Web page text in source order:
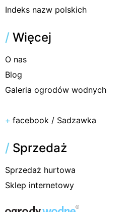
Indeks nazw polskich
/ Więcej
O nas
Blog
Galeria ogrodów wodnych
+ facebook / Sadzawka
/ Sprzedaż
Sprzedaż hurtowa
Sklep internetowy